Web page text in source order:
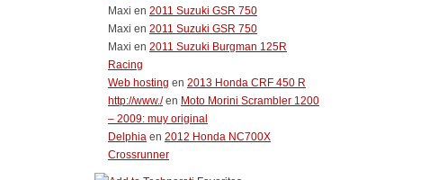
Maxi en 2011 Suzuki GSR 750
Maxi en 2011 Suzuki GSR 750
Maxi en 2011 Suzuki Burgman 125R
Racing
Web hosting en 2013 Honda CRF 450 R
http://www./en Moto Morini Scrambler 1200
– 2009: muy original
Delphia en 2012 Honda NC700X
Crossrunner